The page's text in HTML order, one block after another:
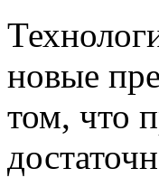
новые
том, что